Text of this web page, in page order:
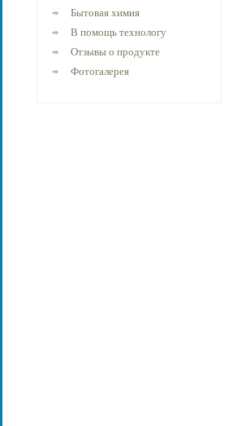
Бытовая химия
В помощь технологу
Отзывы о продукте
Фотогалерея